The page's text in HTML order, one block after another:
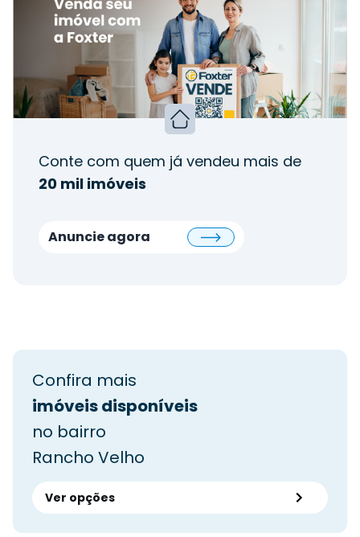
Conte com quem já vendeu mais de
20 mil imóveis
Anuncie agora
Confira mais
imóveis disponíveis
no bairro
Rancho Velho
Ver opções